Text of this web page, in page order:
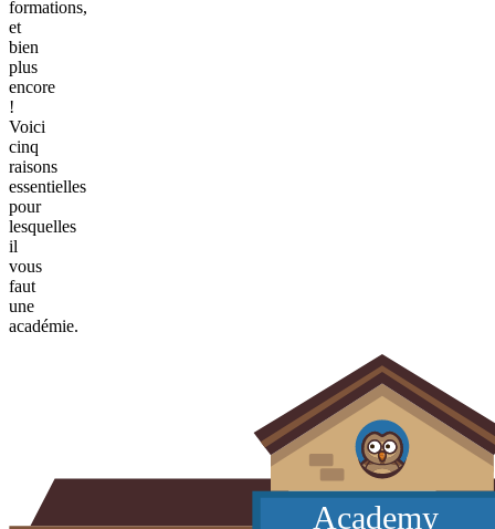
formations,
et
bien
plus
encore
!
Voici
cinq
raisons
essentielles
pour
lesquelles
il
vous
faut
une
académie.